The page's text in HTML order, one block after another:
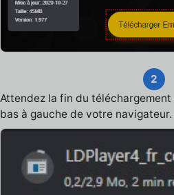
2
Attendez la fin du
bas à gauche de votre navigateur.